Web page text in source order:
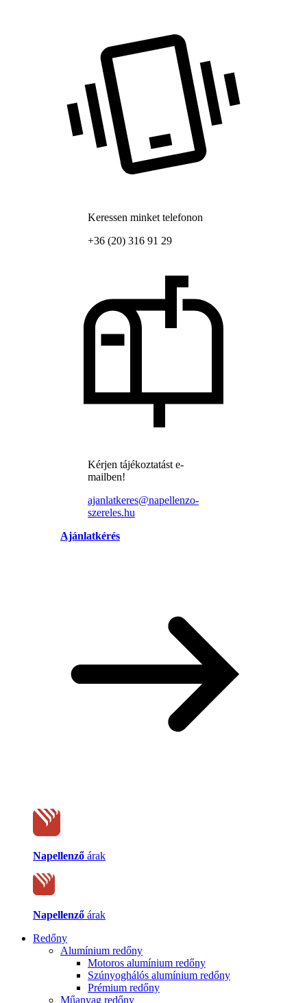
Keressen minket telefonon
+36 (20) 316 91 29
Kérjen tájékoztatást e-
mailben!
ajanlatkeres@napellenzo-
szereles.hu
Ajánlatkérés
Napellenző árak
Napellenző árak
Redőny
Alumínium redőny
Motoros alumínium redőny
Szúnyoghálós alumínium redőny
Prémium redőny
Műanyag redőny